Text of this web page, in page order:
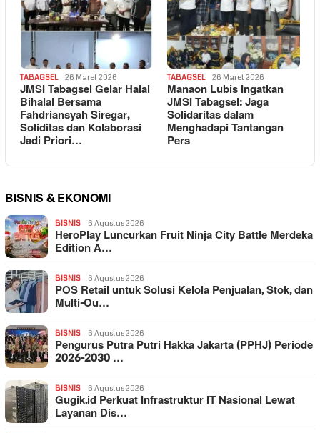
TABAGSEL 26 Maret 2026
JMSI Tabagsel Gelar Halal
Bihalal Bersama
Fahdriansyah Siregar,
Soliditas dan Kolaborasi
Jadi Priori…
TABAGSEL 26 Maret 2026
Manaon Lubis Ingatkan
JMSI Tabagsel: Jaga
Solidaritas dalam
Menghadapi Tantangan
Pers
BISNIS & EKONOMI
BISNIS 6 Agustus 2026
HeroPlay Luncurkan Fruit Ninja City Battle Merdeka
Edition A…
BISNIS 6 Agustus 2026
POS Retail untuk Solusi Kelola Penjualan, Stok, dan
Multi-Ou…
BISNIS 6 Agustus 2026
Pengurus Putra Putri Hakka Jakarta (PPHJ) Periode
2026-2030 …
BISNIS 6 Agustus 2026
Gugik.id Perkuat Infrastruktur IT Nasional Lewat
Layanan Dis…